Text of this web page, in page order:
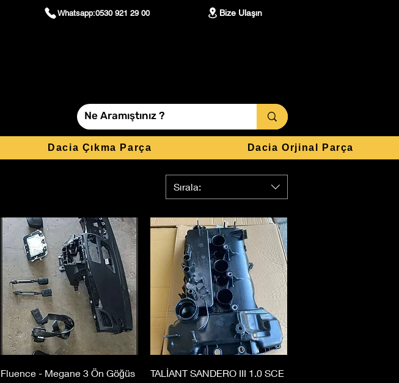
Whatsapp:0530 921 29 00 Bize Ulaşın
Dacia Çıkma Parça Dacia Orjinal Parça
Sırala:
Fluence - Megane 3 Ön Göğüs
TALİANT SANDERO III 1.0 SCE